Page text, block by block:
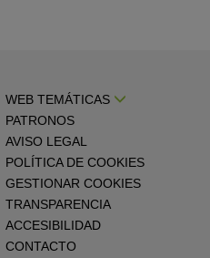
WEB TEMÁTICAS
PATRONOS
AVISO LEGAL
POLÍTICA DE COOKIES
GESTIONAR COOKIES
TRANSPARENCIA
ACCESIBILIDAD
CONTACTO